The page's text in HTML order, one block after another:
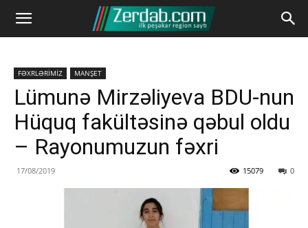
FƏXRLƏRİMİZ MANŞET
Lümunə Mirzəliyeva BDU-nun
Hüquq fakültəsinə qəbul oldu
– Rayonumuzun fəxri
17/08/2019 0
15079